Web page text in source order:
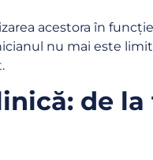
acestora în
nu mai este
de la